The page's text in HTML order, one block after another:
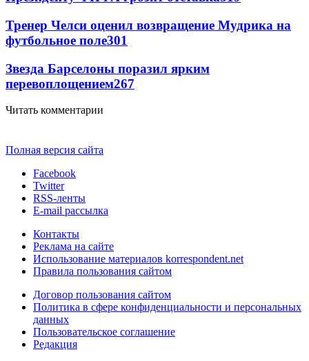
Тренер Челси оценил возвращение Мудрика на
футбольное поле301
Звезда Барселоны поразил ярким
перевоплощением267
Читать комментарии
Полная версия сайта
Facebook
Twitter
RSS-ленты
E-mail рассылка
Контакты
Реклама на сайте
Использование материалов korrespondent.net
Правила пользования сайтом
Договор пользования сайтом
Политика в сфере конфиденциальности и персональных
данных
Пользовательское соглашение
Редакция